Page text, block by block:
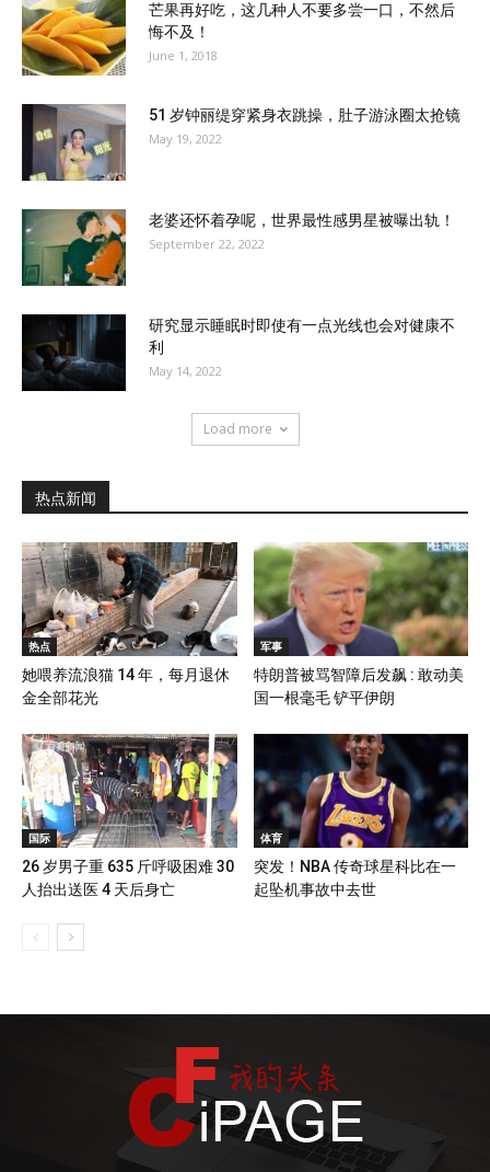
芒果再好吃，这几种人不要多尝一口，不然后
悔不及！
June 1, 2018
51 岁钟丽缇穿紧身衣跳操，肚子游泳圈太抢镜
May 19, 2022
老婆还怀着孕呢，世界最性感男星被曝出轨！
September 22, 2022
研究显示睡眠时即使有一点光线也会对健康不
利
May 14, 2022
Load more
热点新闻
热点
她喂养流浪猫 14 年，每月退休
金全部花光
军事
特朗普被骂智障后发飙 : 敢动美
国一根毫毛 铲平伊朗
国际
26 岁男子重 635 斤呼吸困难 30
人抬出送医 4 天后身亡
体育
突发！NBA 传奇球星科比在一
起坠机事故中去世